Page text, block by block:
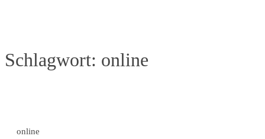
Schlagwort: online
online